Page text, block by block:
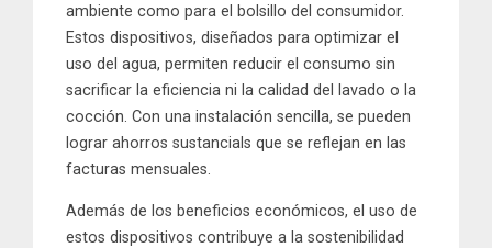
ambiente como para el bolsillo del consumidor.
Estos dispositivos, diseñados para optimizar el
uso del agua, permiten reducir el consumo sin
sacrificar la eficiencia ni la calidad del lavado o la
cocción. Con una instalación sencilla, se pueden
lograr ahorros sustancials que se reflejan en las
facturas mensuales.
Además de los beneficios económicos, el uso de
estos dispositivos contribuye a la sostenibilidad